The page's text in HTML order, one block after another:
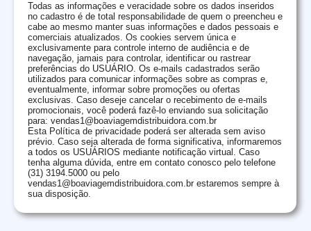
Todas as informações e veracidade sobre os dados inseridos
no cadastro é de total responsabilidade de quem o preencheu e
cabe ao mesmo manter suas informações e dados pessoais e
comerciais atualizados. Os cookies servem única e
exclusivamente para controle interno de audiência e de
navegação, jamais para controlar, identificar ou rastrear
preferências do USUÁRIO. Os e-mails cadastrados serão
utilizados para comunicar informações sobre as compras e,
eventualmente, informar sobre promoções ou ofertas
exclusivas. Caso deseje cancelar o recebimento de e-mails
promocionais, você poderá fazê-lo enviando sua solicitação
para: vendas1@boaviagemdistribuidora.com.br
Esta Política de privacidade poderá ser alterada sem aviso
prévio. Caso seja alterada de forma significativa, informaremos
a todos os USUÁRIOS mediante notificação virtual. Caso
tenha alguma dúvida, entre em contato conosco pelo telefone
(31) 3194.5000 ou pelo
vendas1@boaviagemdistribuidora.com.br estaremos sempre à
sua disposição.